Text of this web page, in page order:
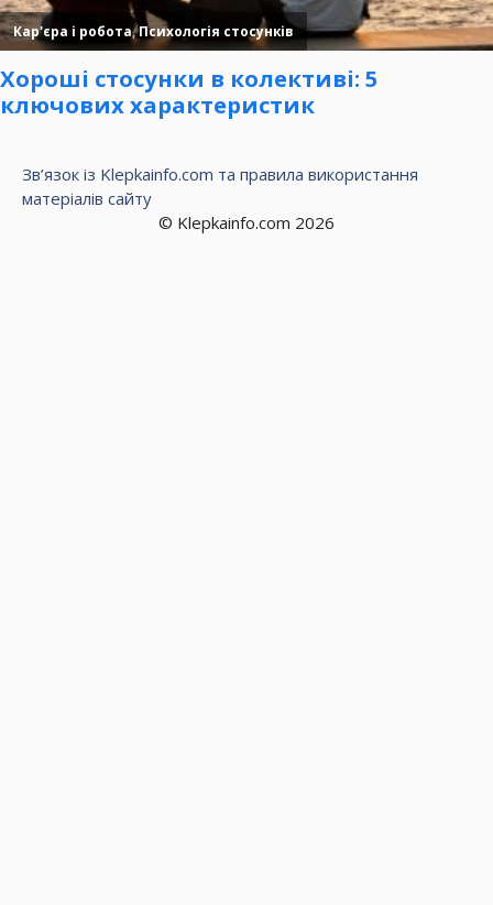
© Klepkainfo.com 2026
Зв’язок із Klepkainfo.com та правила використання
матеріалів сайту